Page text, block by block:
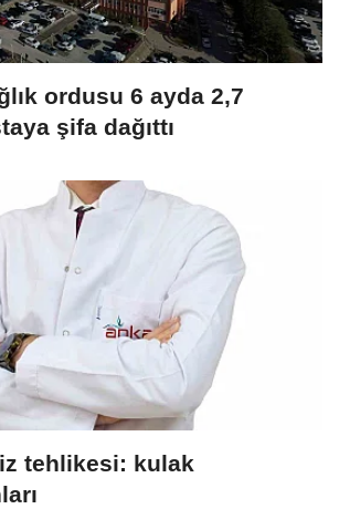
ordusu 6 ayda 2,7
şifa dağıttı
tehlikesi: kulak